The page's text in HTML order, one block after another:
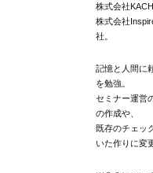
株式会社
株式会社
社。
記憶と人間に
を勉強。
セミナー運営
の作成や、
既存のチェッ
いた作りに変